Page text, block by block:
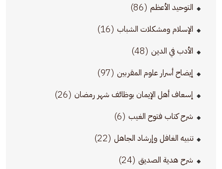
التوحيد الأعظم (86)
الإسلام ومشكلات الشباب (16)
الأدب في الدين (48)
إيضاح أسرار علوم المقربين (97)
إسعاف أهل الإيمان بوظائف شهر رمضان (26)
شرح كتاب فتوح الغيب (6)
تنبيه الغافل وإرشاد الجاهل (22)
شرح هدية الصديق (24)